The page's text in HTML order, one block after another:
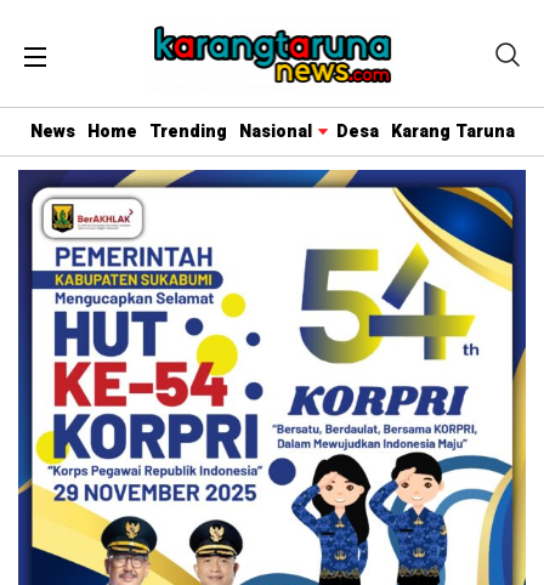
News Home Trending Nasional Desa Karang Taruna